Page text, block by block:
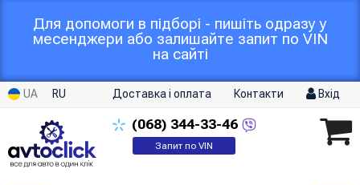
Для допомоги в підборі - пишіть одразу у
месенджери або залишайте запит по VIN
на сайті
UA RU Доставка і оплата Контакти Вхід
(068) 344-33-46
Запит по VIN